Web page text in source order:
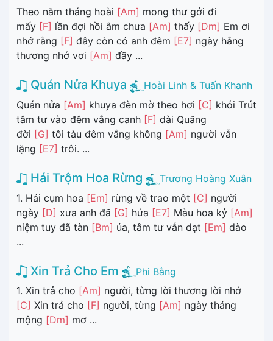
Theo năm tháng hoài [Am] mong thư gởi đi
mấy [F] lần đợi hồi âm chưa [Am] thấy [Dm] Em ơi
nhớ rằng [F] đây còn có anh đêm [E7] ngày hằng
thương nhớ vơi [Am] đầy ...
Quán Nửa Khuya
Hoài Linh & Tuấn Khanh
Quán nửa [Am] khuya đèn mờ theo hơi [C] khói Trút
tâm tư vào đêm vắng canh [F] dài Quãng
đời [G] tôi tàu đêm vắng không [Am] người vẫn
lặng [E7] trôi. ...
Hái Trộm Hoa Rừng
Trương Hoàng Xuân
1. Hái cụm hoa [Em] rừng về trao một [C] người
ngày [D] xưa anh đã [G] hứa [E7] Màu hoa kỷ [Am]
niệm tuy đã tàn [Bm] úa, tâm tư vẫn dạt [Em] dào
...
Xin Trả Cho Em
Phi Bằng
1. Xin trả cho [Am] người, từng lời thương lời nhớ
[C] Xin trả cho [F] người, từng [Am] ngày tháng
mộng [Dm] mơ ...